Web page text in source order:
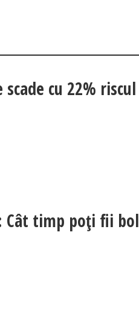
cu 22%
Cât timp poți fii